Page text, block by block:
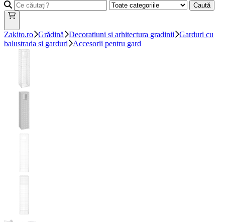
Caută
Zakito.ro Grădină Decoratiuni si arhitectura gradinii
Garduri cu
balustrada si garduri
Accesorii pentru gard